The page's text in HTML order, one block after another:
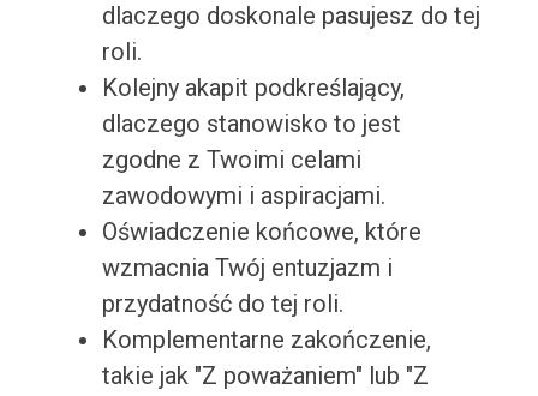
dlaczego doskonale pasujesz do tej
roli.
Kolejny akapit podkreślający,
dlaczego stanowisko to jest
zgodne z Twoimi celami
zawodowymi i aspiracjami.
Oświadczenie końcowe, które
wzmacnia Twój entuzjazm i
przydatność do tej roli.
Komplementarne zakończenie,
takie jak "Z poważaniem" lub "Z